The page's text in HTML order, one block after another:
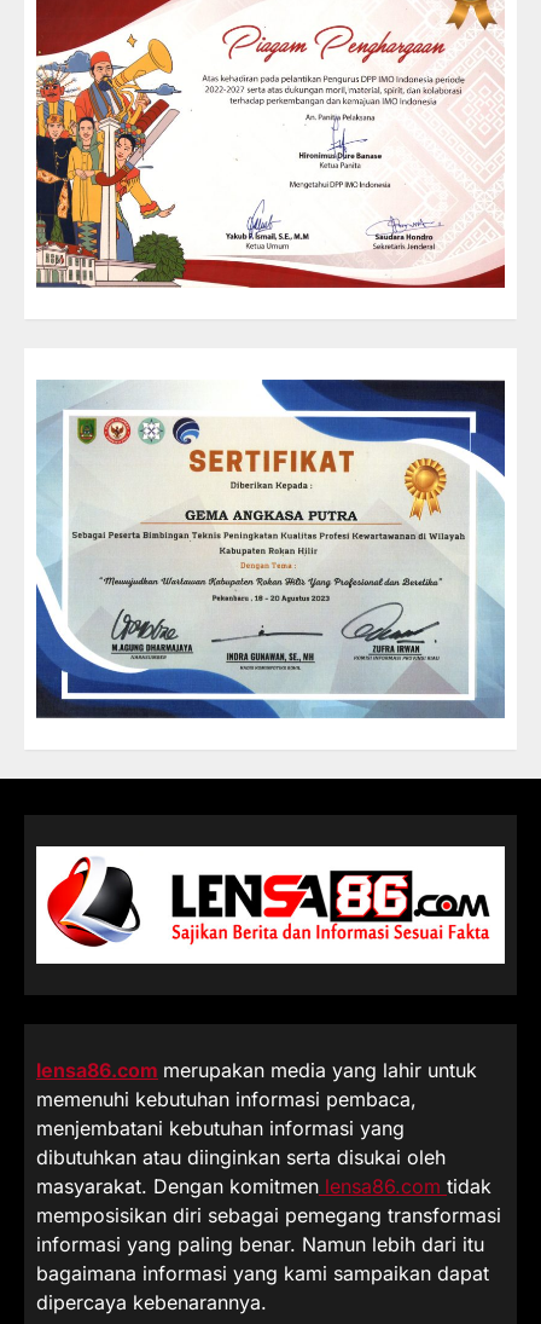
lensa86.com merupakan media yang lahir untuk
memenuhi kebutuhan informasi pembaca,
menjembatani kebutuhan informasi yang
dibutuhkan atau diinginkan serta disukai oleh
masyarakat. Dengan komitmen lensa86.com tidak
memposisikan diri sebagai pemegang transformasi
informasi yang paling benar. Namun lebih dari itu
bagaimana informasi yang kami sampaikan dapat
dipercaya kebenarannya.